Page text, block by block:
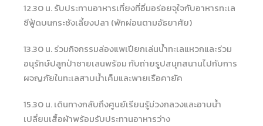
12.30 น. รับประทานอาหารเที่ยงที่อิ่มอร่อยจุใจกับอาหารทะเล
ซีฟู้ดบนกระชังเลี้ยงปลา (พักผ่อนตามอัธยาศัย)
13.30 น. ร่วมกิจกรรมล่องแพเปียกเล่นน้ำทะเลแหวกและร่วม
อนุรักษ์ปลูกป่าชายเลนพร้อม กับถ่ายรูปสนุกสนานไปกับการ
ผจญภัยในทะเลสาบน้ำเค็มและพายเรือคายัค
15.30 น. เดินทางกลับถึงศูนย์เรียนรู้ม่วงกลวงและอาบน้ำ
เปลี่ยนเสื้อผ้าพร้อมรับประทานอาหารว่าง